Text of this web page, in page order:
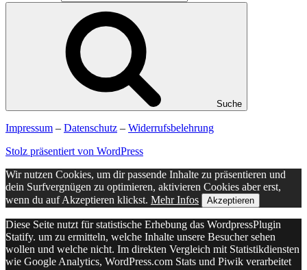
Suche
Impressum – Datenschutz – Widerrufsbelehrung
Stolz präsentiert von WordPress
Wir nutzen Cookies, um dir passende Inhalte zu präsentieren und
dein Surfvergnügen zu optimieren, aktivieren Cookies aber erst,
wenn du auf Akzeptieren klickst. Mehr Infos Akzeptieren
Diese Seite nutzt für statistische Erhebung das WordpressPlugin
Statify. um zu ermitteln, welche Inhalte unsere Besucher sehen
wollen und welche nicht. Im direkten Vergleich mit Statistikdiensten
wie Google Analytics, WordPress.com Stats und Piwik verarbeitet